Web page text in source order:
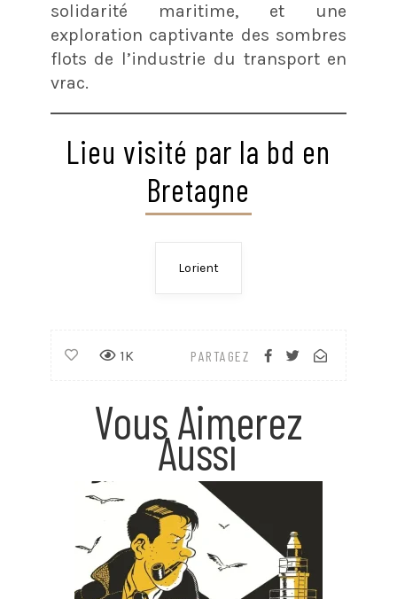
solidarité maritime, et une
exploration captivante des sombres
flots de l’industrie du transport en
vrac.
Lieu visité par la bd en
Bretagne
Lorient
PARTAGEZ
1K
Vous Aimerez
Aussi